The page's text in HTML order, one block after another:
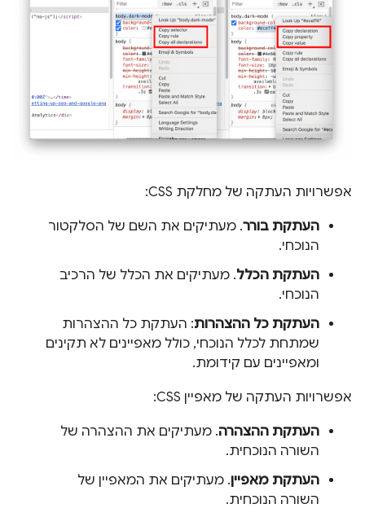
אפשרויות העתקה של מחלקת CSS:
העתקת בורר. מעתיקים את השם של הסלקטור
הנוכחי.
העתקת הכלל. מעתיקים את הכלל של הרכיב
הנוכחי.
העתקת כל ההצהרות: העתקת כל ההצהרות
שמתחת לכלל הנוכחי, כולל מאפיינים לא תקינים
ומאפיינים עם קידומת.
אפשרויות העתקה של מאפיין CSS:
העתקת ההצהרה. מעתיקים את ההצהרה של
השורה הנוכחית.
העתקת מאפיין. מעתיקים את המאפיין של
השורה הנוכחית.